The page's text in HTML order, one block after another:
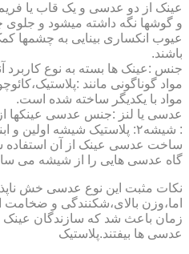
عینک از دو عدسی و یک قاب یا
و گوشها نگه داشته میشود و جلوی
عیوب انکساری بینایی به چشمها
باشند.
جنس :عینک ها بسته به نوع کاربرد
مواد گوناگونی مانند
مواد با یکدیگر ساخته شده است.
: شیشه۲: پلاستیک شیشه اولین
ساخت عدسی عینک از آن استفاده
گاه عدسی هایی را از شیشه می
نکات مثبت این نوع عدسی خش
اما،وزن بالای،شکنندگی و
زمان باعث شد که سازندگان عینک
عدسی ها بیفتند.پلاستیک